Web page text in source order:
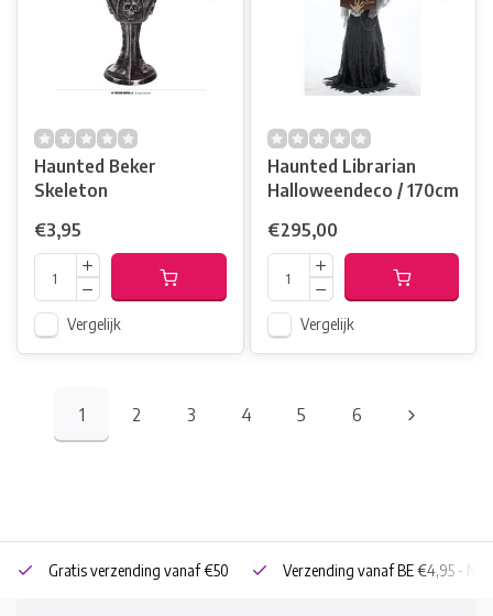
Haunted Beker
Skeleton
€3,95
Vergelijk
Haunted Librarian
Halloweendeco / 170cm
€295,00
Vergelijk
1 2 3 4 5 6
Gratis verzending vanaf €50 Verzending vanaf BE €4,95 - NL